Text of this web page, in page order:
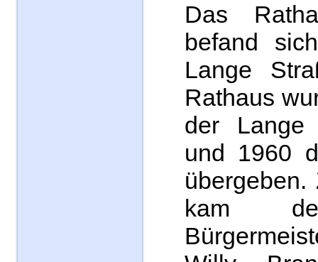
Das
befand
Lange
Rathaus
der Lange
und 1960
übergeben.
kam